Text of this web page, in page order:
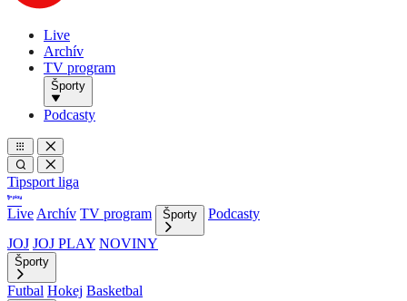
Live
Archív
TV program
Športy
Podcasty
Tipsport liga
Live Archív TV program Športy
Podcasty
JOJ JOJ PLAY NOVINY
Športy
Futbal Hokej Basketbal